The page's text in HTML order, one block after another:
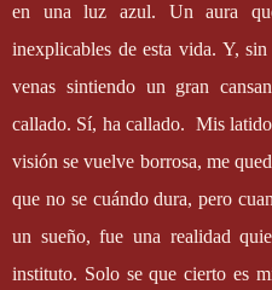
en una luz azul. Un aura
inexplicables de esta vida. Y,
venas sintiendo un gran
callado. Sí, ha callado. Mis
visión se vuelve borrosa, me
que no se cuándo dura, pero
un sueño, fue una realidad
instituto. Solo se que cierto es